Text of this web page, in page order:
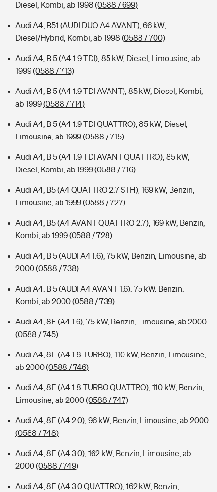
Diesel, Kombi, ab 1998 (0588 / 699)
Audi A4, B51 (AUDI DUO A4 AVANT), 66 kW,
Diesel/Hybrid, Kombi, ab 1998 (0588 / 700)
Audi A4, B 5 (A4 1.9 TDI), 85 kW, Diesel, Limousine, ab
1999(0588 / 713)
Audi A4, B 5 (A4 1.9 TDI AVANT), 85 kW, Diesel, Kombi,
ab 1999(0588 / 714)
Audi A4, B 5 (A4 1.9 TDI QUATTRO), 85 kW, Diesel,
Limousine, ab 1999(0588 / 715)
Audi A4, B 5 (A4 1.9 TDI AVANT QUATTRO), 85 kW,
Diesel, Kombi, ab 1999(0588 / 716)
Audi A4, B5 (A4 QUATTRO 2.7 STH), 169 kW, Benzin,
Limousine, ab 1999(0588 / 727)
Audi A4, B5 (A4 AVANT QUATTRO 2.7), 169 kW, Benzin,
Kombi, ab 1999(0588 / 728)
Audi A4, B 5 (AUDI A4 1.6), 75 kW, Benzin, Limousine, ab
2000(0588 / 738)
Audi A4, B 5 (AUDI A4 AVANT 1.6), 75 kW, Benzin,
Kombi, ab 2000(0588 / 739)
Audi A4, 8E (A4 1.6), 75 kW, Benzin, Limousine, ab 2000
(0588 / 745)
Audi A4, 8E (A4 1.8 TURBO), 110 kW, Benzin, Limousine,
ab 2000(0588 / 746)
Audi A4, 8E (A4 1.8 TURBO QUATTRO), 110 kW, Benzin,
Limousine, ab 2000(0588 / 747)
Audi A4, 8E (A4 2.0), 96 kW, Benzin, Limousine, ab 2000
(0588 / 748)
Audi A4, 8E (A4 3.0), 162 kW, Benzin, Limousine, ab
2000(0588 / 749)
Audi A4, 8E (A4 3.0 QUATTRO), 162 kW, Benzin,